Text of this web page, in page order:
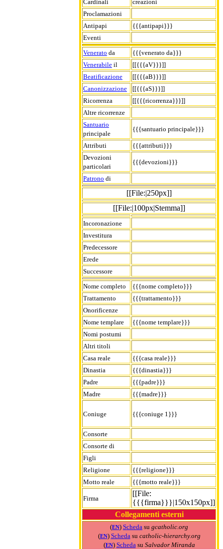
Cardinali
creazioni
Proclamazioni
Antipapi
{{{antipapi}}}
Eventi
Venerato da
{{{venerato da}}}
Venerabile il
[[{{{aV}}}]]
Beatificazione
[[{{{aB}}}]]
Canonizzazione
[[{{{aS}}}]]
Ricorrenza
[[{{{ricorrenza}}}]]
Altre ricorrenze
Santuario
principale
{{{santuario principale}}}
Attributi
{{{attributi}}}
Devozioni
particolari
{{{devozioni}}}
Patrono di
[[File:|250px]]
[[File:|100px|Stemma]]
Incoronazione
Investitura
Predecessore
Erede
Successore
Nome completo
{{{nome completo}}}
Trattamento
{{{trattamento}}}
Onorificenze
Nome templare
{{{nome templare}}}
Nomi postumi
Altri titoli
Casa reale
{{{casa reale}}}
Dinastia
{{{dinastia}}}
Padre
{{{padre}}}
Madre
{{{madre}}}
Coniuge {{{coniuge 1}}}
Consorte
Consorte di
Figli
Religione
{{{religione}}}
Motto reale
{{{motto reale}}}
Firma
[[File:
{{{firma}}}|150x150px]]
Collegamenti esterni
(EN) Scheda su gcatholic.org
(EN) Scheda su catholic-hierarchy.org
(EN) Scheda su Salvador Miranda